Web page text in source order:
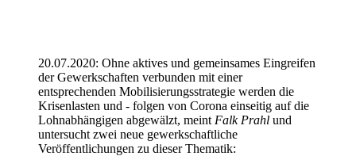
20.07.2020: Ohne aktives und gemeinsames Eingreifen
der Gewerkschaften verbunden mit einer
entsprechenden Mobilisierungsstrategie werden die
Krisenlasten und - folgen von Corona einseitig auf die
Lohnabhängigen abgewälzt, meint Falk Prahl und
untersucht zwei neue gewerkschaftliche
Veröffentlichungen zu dieser Thematik: